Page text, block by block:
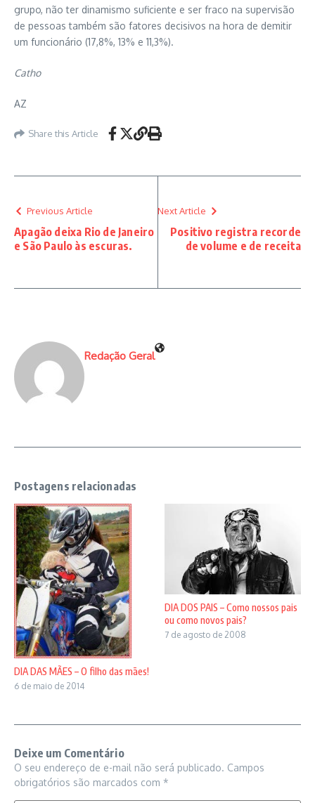
grupo, não ter dinamismo suficiente e ser fraco na supervisão
de pessoas também são fatores decisivos na hora de demitir
um funcionário (17,8%, 13% e 11,3%).
Catho
AZ
Share this Article
Previous Article
Apagão deixa Rio de Janeiro
e São Paulo às escuras.
Next Article
Positivo registra recorde
de volume e de receita
Redação Geral
Postagens relacionadas
DIA DAS MÃES – O filho das mães!
6 de maio de 2014
DIA DOS PAIS – Como nossos pais
ou como novos pais?
7 de agosto de 2008
Deixe um Comentário
O seu endereço de e-mail não será publicado. Campos
obrigatórios são marcados com *